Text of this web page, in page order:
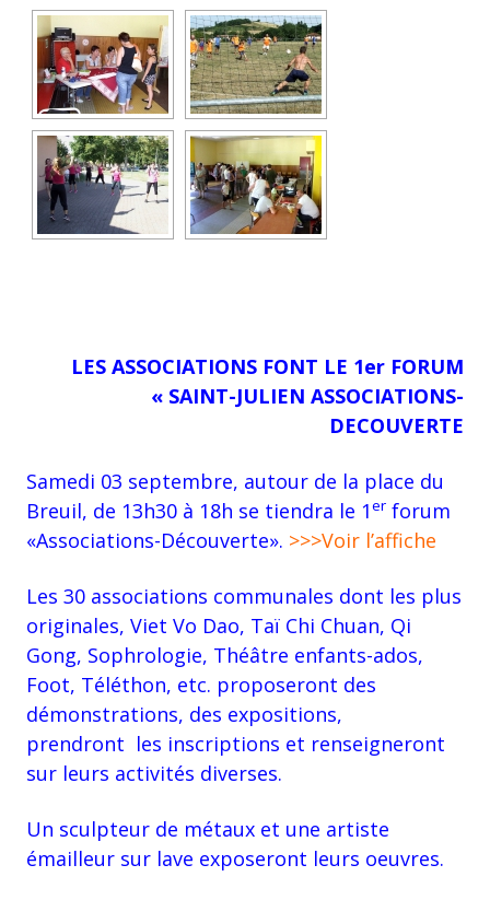
LES ASSOCIATIONS FONT LE 1er FORUM
« SAINT-JULIEN ASSOCIATIONS-
DECOUVERTE
Samedi 03 septembre, autour de la place du
Breuil, de 13h30 à 18h se tiendra le 1er forum
«Associations-Découverte». >>>Voir l’affiche
Les 30 associations communales dont les plus
originales, Viet Vo Dao, Taï Chi Chuan, Qi
Gong, Sophrologie, Théâtre enfants-ados,
Foot, Téléthon, etc. proposeront des
démonstrations, des expositions,
prendront les inscriptions et renseigneront
sur leurs activités diverses.
Un sculpteur de métaux et une artiste
émailleur sur lave exposeront leurs oeuvres.